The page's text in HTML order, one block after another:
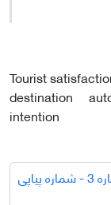
Tourist
destination
intention
دوره 3، شماره 3 - شماره پیاپی